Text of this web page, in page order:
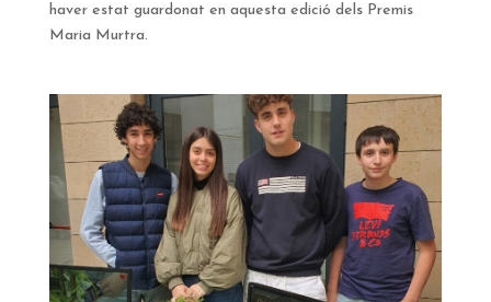
haver estat guardonat en aquesta edició dels Premis
Maria Murtra.